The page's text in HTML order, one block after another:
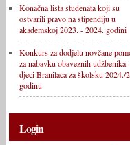
Konačna lista studenata koji su
ostvarili pravo na stipendiju u
akademskoj 2023. - 2024. godini
Konkurs za dodjelu novčane
za nabavku obaveznih udžbenika
djeci Branilaca za školsku 2024./
godinu
Login